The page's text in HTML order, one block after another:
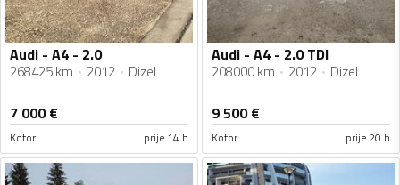
Audi - A4 - 2.0
268425 km 2012 Dizel
7 000€
Kotor prije 14 h
Audi - A4 - 2.0 TDI
208000 km 2012 Dizel
9 500€
Kotor prije 20 h